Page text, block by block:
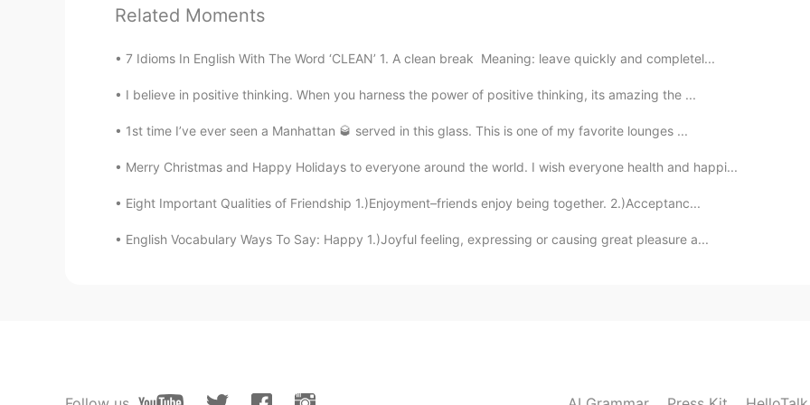
Comments
Jack 2019.05.16 20:59
올리
Related Moments
7 Idioms In English With The Word ‘CLEAN’ 1. A clean break Meaning: leave quickly and completel...
I believe in positive thinking. When you harness the power of positive thinking, its amazing the ...
1st time I’ve ever seen a Manhattan 🥃 served in this glass. This is one of my favorite lounges ...
Merry Christmas and Happy Holidays to everyone around the world. I wish everyone health and happi...
Eight Important Qualities of Friendship 1.)Enjoyment–friends enjoy being together. 2.)Acceptanc...
English Vocabulary Ways To Say: Happy 1.)Joyful feeling, expressing or causing great pleasure a...